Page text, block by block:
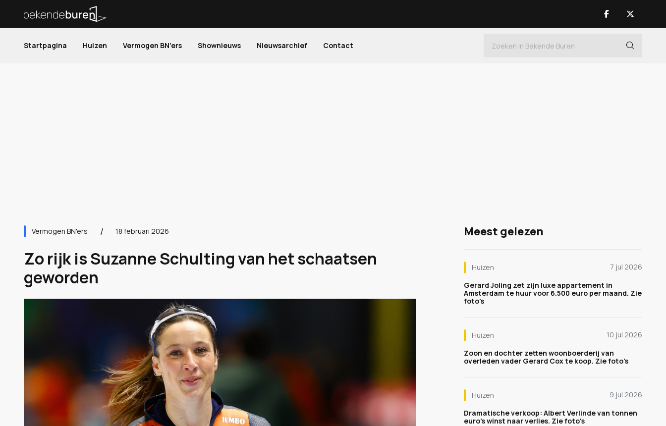
Startpagina Huizen Vermogen BN'ers Shownieuws Nieuwsarchief Contact
Vermogen BN'ers 18 februari 2026
Zo rijk is Suzanne Schulting van het schaatsen
geworden
Meest gelezen
Huizen
7 jul 2026
Gerard Joling zet zijn luxe appartement in
Amsterdam te huur voor 6.500 euro per maand. Zie
foto's
Huizen
10 jul 2026
Zoon en dochter zetten woonboerderij van
overleden vader Gerard Cox te koop. Zie foto's
Huizen
9 jul 2026
Dramatische verkoop: Albert Verlinde van tonnen
euro's winst naar verlies. Zie foto's